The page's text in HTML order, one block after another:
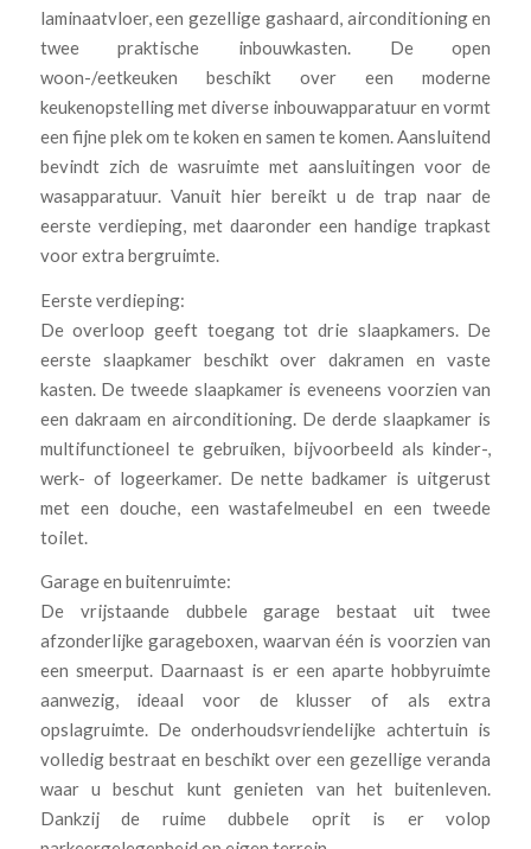
laminaatvloer, een gezellige gashaard, airconditioning en
twee praktische inbouwkasten. De open
woon-/eetkeuken beschikt over een moderne
keukenopstelling met diverse inbouwapparatuur en vormt
een fijne plek om te koken en samen te komen. Aansluitend
bevindt zich de wasruimte met aansluitingen voor de
wasapparatuur. Vanuit hier bereikt u de trap naar de
eerste verdieping, met daaronder een handige trapkast
voor extra bergruimte.
Eerste verdieping:
De overloop geeft toegang tot drie slaapkamers. De
eerste slaapkamer beschikt over dakramen en vaste
kasten. De tweede slaapkamer is eveneens voorzien van
een dakraam en airconditioning. De derde slaapkamer is
multifunctioneel te gebruiken, bijvoorbeeld als kinder-,
werk- of logeerkamer. De nette badkamer is uitgerust
met een douche, een wastafelmeubel en een tweede
toilet.
Garage en buitenruimte:
De vrijstaande dubbele garage bestaat uit twee
afzonderlijke garageboxen, waarvan één is voorzien van
een smeerput. Daarnaast is er een aparte hobbyruimte
aanwezig, ideaal voor de klusser of als extra
opslagruimte. De onderhoudsvriendelijke achtertuin is
volledig bestraat en beschikt over een gezellige veranda
waar u beschut kunt genieten van het buitenleven.
Dankzij de ruime dubbele oprit is er volop